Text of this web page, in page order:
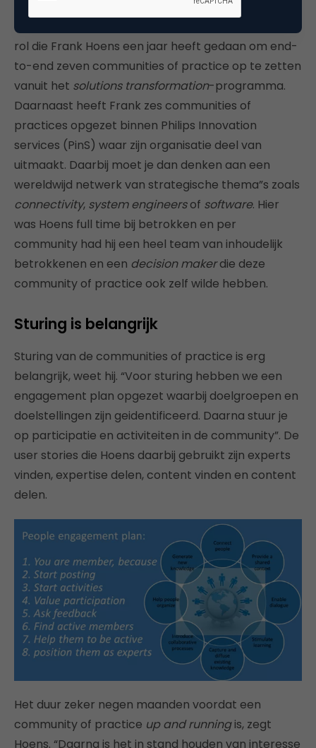
Het aanjagen van de communities is een belangrijke
rol die Frank Hoens een jaar heeft gedaan om end-
to-end zeven communities of practice op te zetten
vanuit het solutions transformation-programma.
Daarnaast heeft Frank zes communities of
practices opgezet binnen Philips Innovation
services (PinS) waar zijn organisatie deel van
uitmaakt. Daarbij moet je dan denken aan een
wereldwijd netwerk van strategische thema”s zoals
connectivity, system engineersof software. Hier
was Hoens full time bij betrokken en per
community had hij een heel team van inhoudelijk
betrokkenen en een decision makerdie deze
community of practice ook zelf wilde hebben.
Sturing is belangrijk
Sturing van de communities of practice is erg
belangrijk, weet hij. “Voor sturing hebben we een
engagement plan opgezet waarbij doelgroepen en
doelstellingen zijn geidentificeerd. Daarna stuur je
op participatie en activiteiten in de community”. De
user stories die Hoens daarbij gebruikt zijn experts
vinden, expertise delen, content vinden en content
delen.
Het duur zeker negen maanden voordat een
community of practice up and runningis, zegt
Hoens. “Daarna is het in stand houden van interesse